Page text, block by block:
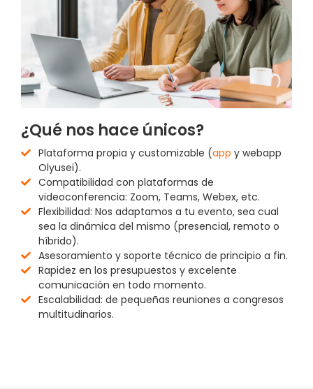
¿Qué nos hace únicos?
Plataforma propia y customizable (app y webapp
Olyusei).
Compatibilidad con plataformas de
videoconferencia: Zoom, Teams, Webex, etc.
Flexibilidad: Nos adaptamos a tu evento, sea cual
sea la dinámica del mismo (presencial, remoto o
híbrido).
Asesoramiento y soporte técnico de principio a fin.
Rapidez en los presupuestos y excelente
comunicación en todo momento.
Escalabilidad: de pequeñas reuniones a congresos
multitudinarios.